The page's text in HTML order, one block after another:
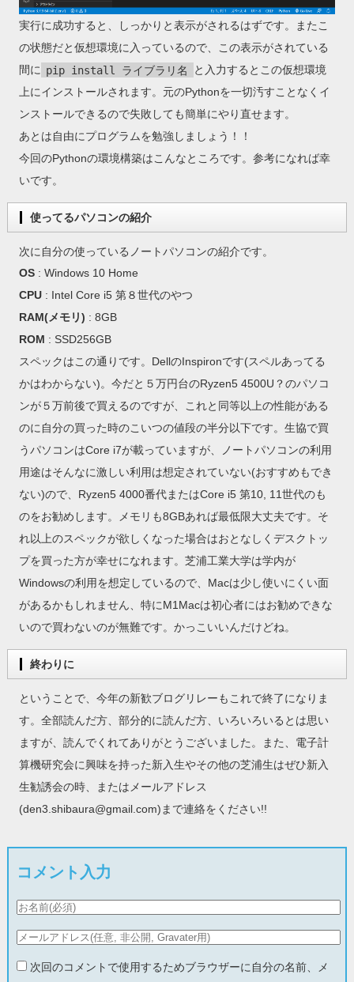
実行に成功すると、しっかりと表示がされるはずです。またこ
の状態だと仮想環境に入っているので、この表示がされている
間に pip install ライブラリ名
と入力するとこの仮想環境
上にインストールされます。元のPythonを一切汚すことなくイ
ンストールできるので失敗しても簡単にやり直せます。
あとは自由にプログラムを勉強しましょう！！
今回のPythonの環境構築はこんなところです。参考になれば幸
いです。
使ってるパソコンの紹介
次に自分の使っているノートパソコンの紹介です。
OS: Windows 10 Home
CPU: Intel Core i5 第８世代のやつ
RAM(メモリ) : 8GB
ROM : SSD256GB
スペックはこの通りです。DellのInspironです(スペルあってる
かはわからない)。今だと５万円台のRyzen5 4500U？のパソコ
ンが５万前後で買えるのですが、これと同等以上の性能がある
のに自分の買った時のこいつの値段の半分以下です。生協で買
うパソコンはCore i7が載っていますが、ノートパソコンの利用
用途はそんなに激しい利用は想定されていない(おすすめもでき
ない)ので、Ryzen5 4000番代またはCore i5 第10, 11世代のも
のをお勧めします。メモリも8GBあれば最低限大丈夫です。そ
れ以上のスペックが欲しくなった場合はおとなしくデスクトッ
プを買った方が幸せになれます。芝浦工業大学は学内が
Windowsの利用を想定しているので、Macは少し使いにくい面
があるかもしれません、特にM1Macは初心者にはお勧めできな
いので買わないのが無難です。かっこいいんだけどね。
終わりに
ということで、今年の新歓ブログリレーもこれで終了になりま
す。全部読んだ方、部分的に読んだ方、いろいろいるとは思い
ますが、読んでくれてありがとうございました。また、電子計
算機研究会に興味を持った新入生やその他の芝浦生はぜひ新入
生勧誘会の時、またはメールアドレス
(den3.shibaura@gmail.com)まで連絡をください!!
コメント入力
次回のコメントで使用するためブラウザーに自分の名前、メ